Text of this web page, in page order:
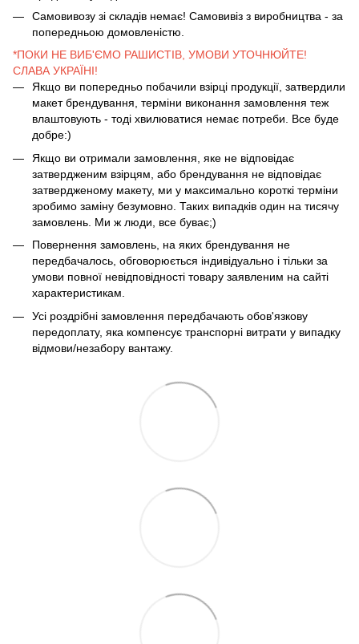
Самовивозу зі складів немає! Самовивіз з виробництва - за
попередньою домовленістю.
*ПОКИ НЕ ВИБ'ЄМО РАШИСТІВ, УМОВИ УТОЧНЮЙТЕ!
СЛАВА УКРАЇНІ!
Якщо ви попередньо побачили взірці продукції, затвердили
макет брендування, терміни виконання замовлення теж
влаштовують - тоді хвилюватися немає потреби. Все буде
добре:)
Якщо ви отримали замовлення, яке не відповідає
затвердженим взірцям, або брендування не відповідає
затвердженому макету, ми у максимально короткі терміни
зробимо заміну безумовно. Таких випадків один на тисячу
замовлень. Ми ж люди, все буває;)
Повернення замовлень, на яких брендування не
передбачалось, обговорюється індивідуально і тільки за
умови повної невідповідності товару заявленим на сайті
характеристикам.
Усі роздрібні замовлення передбачають обов'язкову
передоплату, яка компенсує транспорні витрати у випадку
відмови/незабору вантажу.